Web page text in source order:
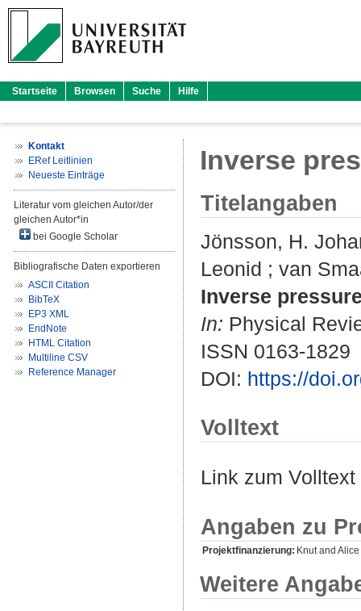
Startseite Browsen Suche Hilfe
Kontakt
ERef Leitlinien
Neueste Einträge
Literatur vom gleichen Autor/der
gleichen Autor*in
bei Google Scholar
Bibliografische Daten exportieren
ASCII Citation
BibTeX
EP3 XML
EndNote
HTML Citation
Multiline CSV
Reference Manager
Inverse
Titelangaben
Jönsson, H.
Leonid ; van
Inverse
In: Physical
ISSN 0163-1829
DOI: https://
Volltext
Link zum
Angaben zu
Projektfinanzierung: Knut and
Weitere